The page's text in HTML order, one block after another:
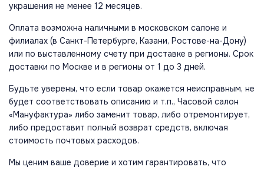
украшения не менее 12 месяцев.
Оплата возможна наличными в московском салоне и
филиалах (в Санкт-Петербурге, Казани, Ростове-на-Дону)
или по выставленному счету при доставке в регионы. Срок
доставки по Москве и в регионы от 1 до 3 дней.
Будьте уверены, что если товар окажется неисправным, не
будет соответствовать описанию и т.п., Часовой салон
«Мануфактура» либо заменит товар, либо отремонтирует,
либо предоставит полный возврат средств, включая
стоимость почтовых расходов.
Мы ценим ваше доверие и хотим гарантировать, что